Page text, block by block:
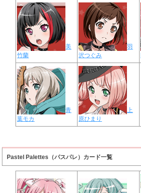
美
竹蘭
羽
沢つぐみ
青
葉モカ
上
原ひまり
Pastel Palettes（パスパレ）カード一覧